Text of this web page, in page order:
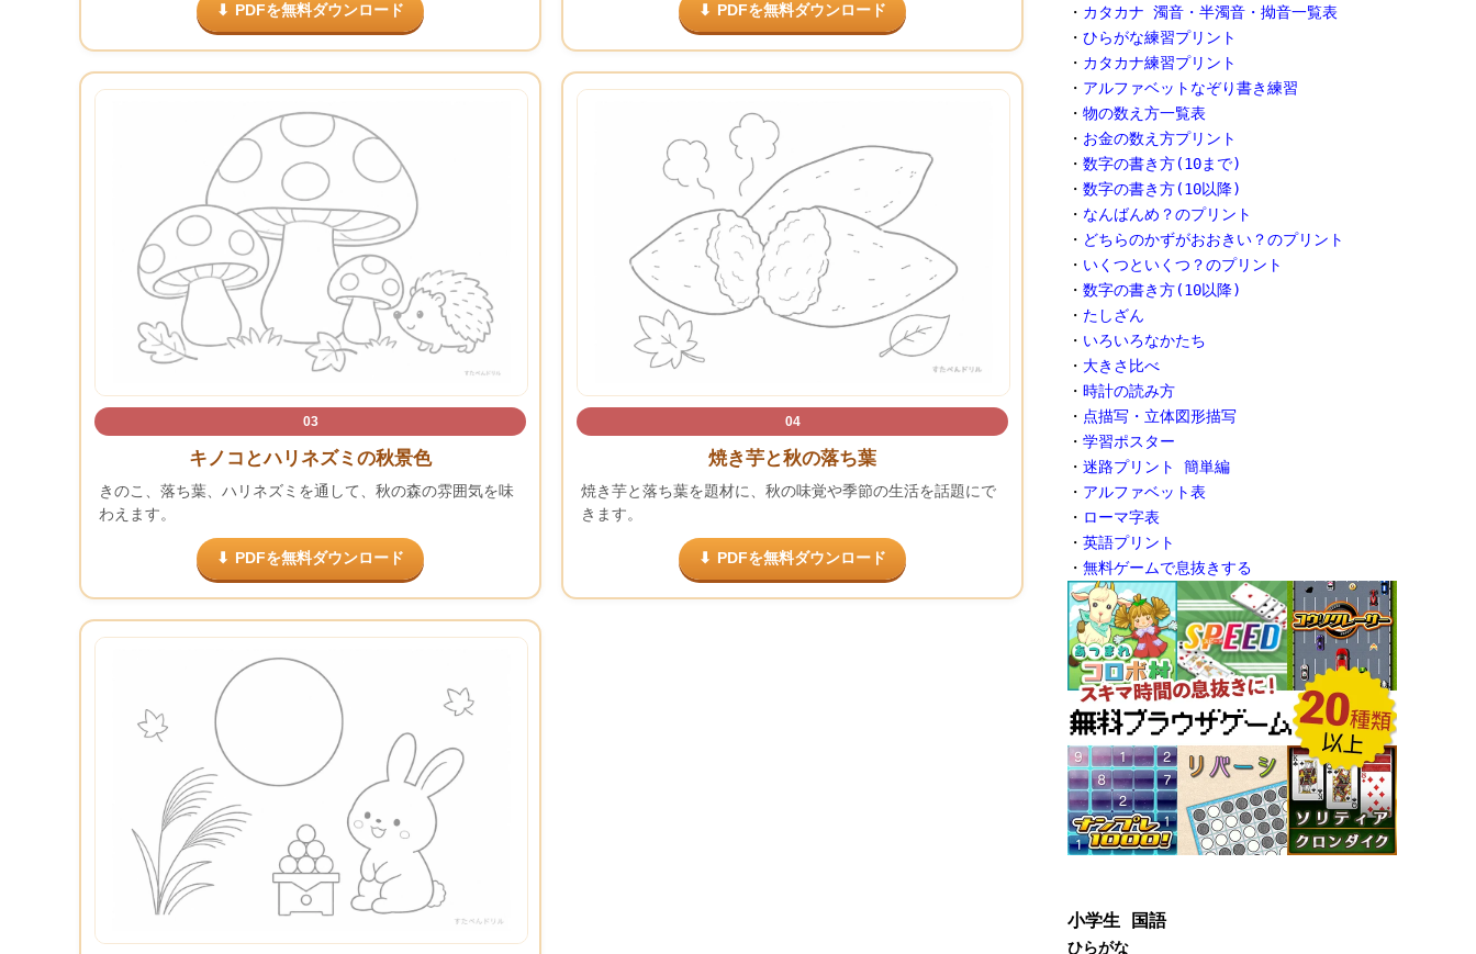
PDFを無料ダウンロード PDFを無料ダウンロード
03
キノコとハリネズミの秋景色
きのこ、落ち葉、ハリネズミを通して、秋の森の雰囲気を味
わえます。
PDFを無料ダウンロード
04
焼き芋と秋の落ち葉
焼き芋と落ち葉を題材に、秋の味覚や季節の生活を話題にで
きます。
PDFを無料ダウンロード
・ カタカナ 濁音・半濁音・拗音一覧表
・ ひらがな練習プリント
・ カタカナ練習プリント
・ アルファベットなぞり書き練習
・ 物の数え方一覧表
・ お金の数え方プリント
・ 数字の書き方(10まで)
・ 数字の書き方(10以降)
・ なんばんめ？のプリント
・ どちらのかずがおおきい？のプリント
・ いくつといくつ？のプリント
・ 数字の書き方(10以降)
・ たしざん
・ いろいろなかたち
・ 大きさ比べ
・ 時計の読み方
・ 点描写・立体図形描写
・ 学習ポスター
・ 迷路プリント 簡単編
・ アルファベット表
・ ローマ字表
・ 英語プリント
・ 無料ゲームで息抜きする
小学生 国語
ひらがな